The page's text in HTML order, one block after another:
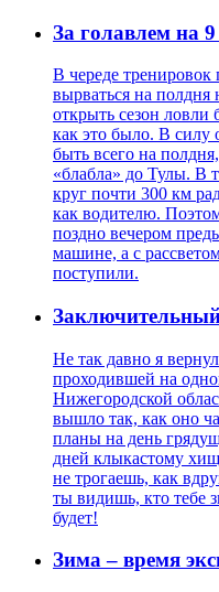
За голавлем на
В череде тренировок
вырваться на
открыть сезон ловли
как это было. В силу
быть всего на
«блабла» до Тулы. В
круг почти 300 км
как водителю.
поздно вечером
машине, а с
поступили.
Заключительный
Не так давно я
проходившей на
Нижегородской
вышло так, как оно
планы на день
дней клыкастому
не трогаешь, как
ты видишь, кто тебе
будет!
Зима – время